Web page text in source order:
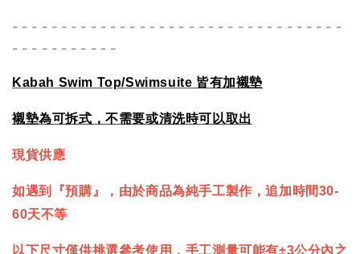
- - - - - - - - - - - - - - - - - - - - - - - - - - - - - - - - - -
- - - - - - - - - - -
Kabah Swim Top/Swimsuite 皆有加襯墊
襯墊為可拆式，不需要或清洗時可以取出
現貨供應
如遇到『預購』，由於商品為純手工製作，追加時間30-
60天不等
以下尺寸僅供挑選參考使用，手工測量可能有±3公分內之